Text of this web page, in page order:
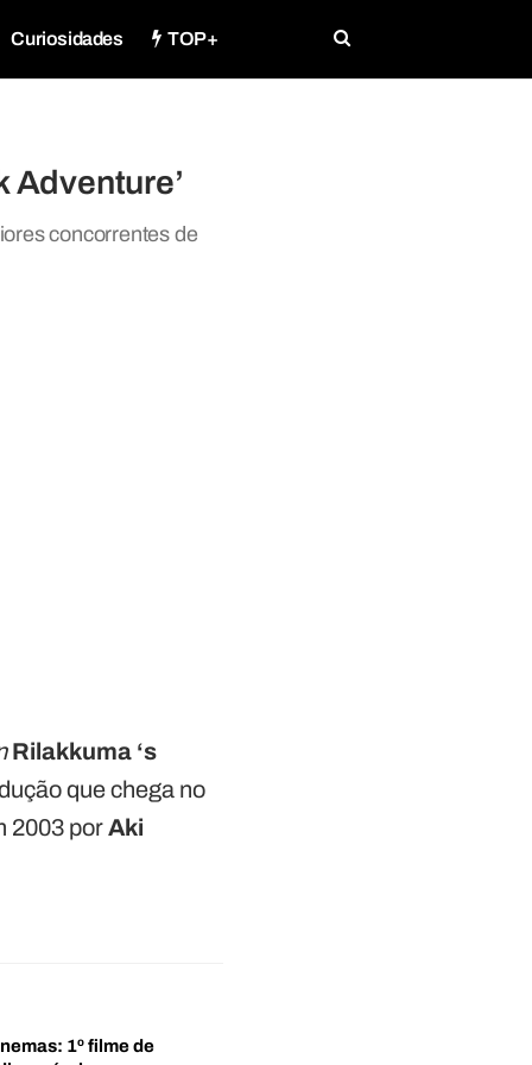
Curiosidades TOP+
Adventure’
concorrentes de
Rilakkuma ‘s
que chega no
2003 porAki
1º filme de